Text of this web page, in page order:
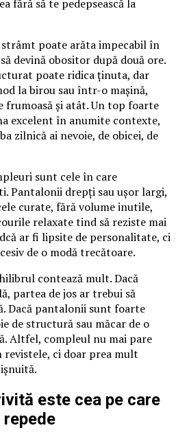
fără să te pedepsească la
poate arăta impecabil în
devină obositor după două ore.
poate ridica ținuta, dar
la birou sau într-o mașină,
frumoasă și atât. Un top foarte
excelent în anumite contexte,
zilnică ai nevoie, de obicei, de
sunt cele în care
Pantalonii drepți sau ușor largi,
curate, fără volume inutile,
relaxate tind să reziste mai
ar fi lipsite de personalitate, ci
de o modă trecătoare.
contează mult. Dacă
partea de jos ar trebui să
Dacă pantalonii sunt foarte
de structură sau măcar de o
Altfel, compleul nu mai pare
revistele, ci doar prea mult
este cea pe care